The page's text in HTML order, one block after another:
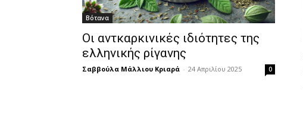
Βότανα
Οι αντκαρκινικές ιδιότητες της
ελληνικής ρίγανης
Σαββούλα Μάλλιου Κριαρά - 24 Απριλίου 2025 0